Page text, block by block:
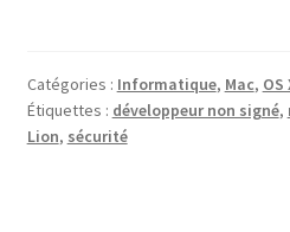
Catégories : Informatique, Mac, OS
Étiquettes : développeur non signé,
Lion, sécurité